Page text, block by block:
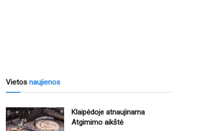
Vietos naujienos
Klaipėdoje atnaujinama
Atgimimo aikštė